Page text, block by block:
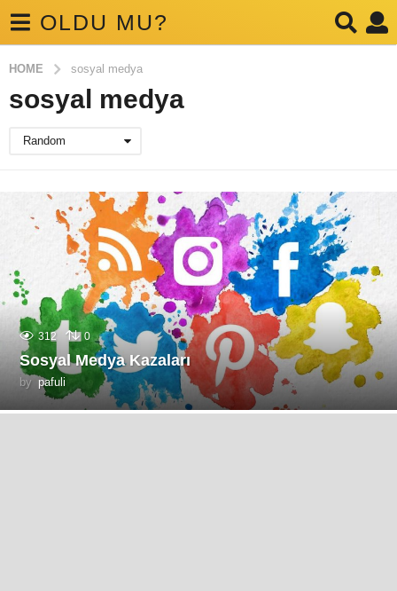
OLDU MU?
HOME sosyal medya
sosyal medya
Random
312 0
Sosyal Medya Kazaları
by pafuli